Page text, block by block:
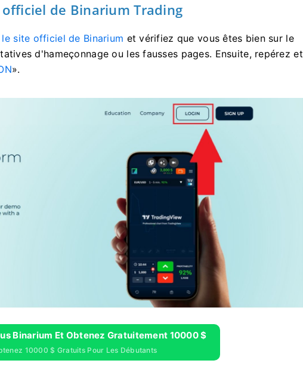
de Binarium Trading
le site officiel de Binarium et vérifiez que vous êtes bien sur le
d'hameçonnage ou les fausses pages. Ensuite, repérez et
».
Binarium Et Obtenez Gratuitement 10000 $
10000 $ Gratuits Pour Les Débutants